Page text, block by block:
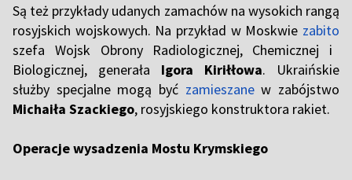
Są też przykłady udanych zamachów na wysokich rangą
rosyjskich wojskowych. Na przykład w Moskwie zabito
szefa Wojsk Obrony Radiologicznej, Chemicznej i
Biologicznej, generała Igora Kiriłłowa. Ukraińskie
służby specjalne mogą być zamieszanew zabójstwo
Michaiła Szackiego, rosyjskiego konstruktora rakiet.
Operacje wysadzenia Mostu Krymskiego